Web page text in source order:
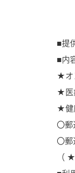
■提
■内
★オ
★医
★健
〇郵
〇郵
（